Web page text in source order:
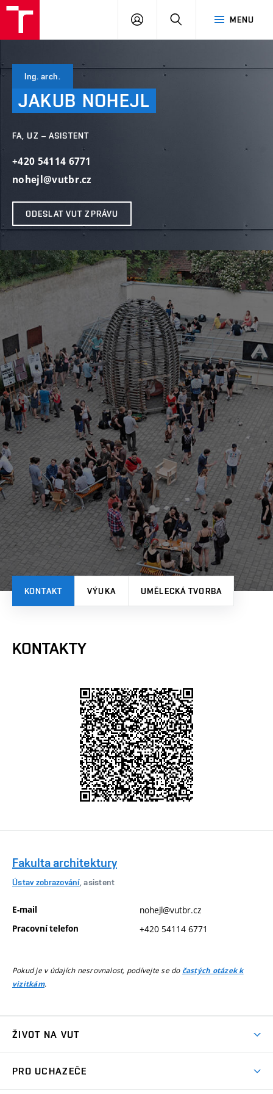
MENU
PŘIHLÁSIT
Ing. arch.
JAKUB NOHEJL
FA, UZ – ASISTENT
+420 54114 6771
nohejl@vutbr.cz
ODESLAT VUT ZPRÁVU
KONTAKT VÝUKA UMĚLECKÁ TVORBA
KONTAKTY
Fakulta architektury
Ústav zobrazování, asistent
E-mail nohejl@vutbr.cz
Pracovní telefon +420 54114 6771
Pokud je v údajích nesrovnalost, podívejte se do častých otázek k
vizitkám.
ŽIVOT NA VUT
PRO UCHAZEČE